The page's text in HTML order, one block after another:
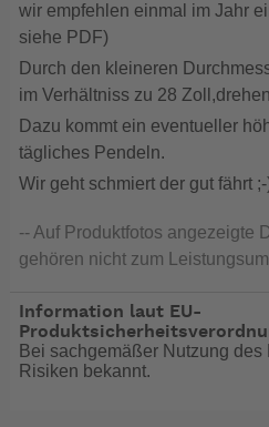
wir empfehlen einmal im Jahr
siehe PDF)
Durch den kleineren
im Verhältniss zu 28
Dazu kommt ein eventueller
tägliches Pendeln.
Wir geht schmiert der gut fährt ;-
-- Auf Produktfotos angezeigte
gehören nicht zum
Information laut EU-
Bei sachgemäßer Nutzung
Risiken bekannt.